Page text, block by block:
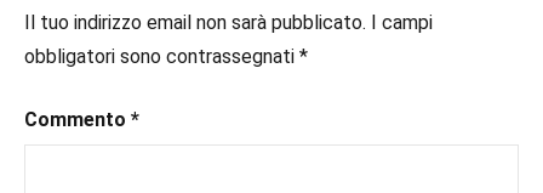
#ebook
#inspiration,
#ioleggo,
Il tuo indirizzo email non sarà pubblicato. I campi
obbligatori sono contrassegnati *
Commento *